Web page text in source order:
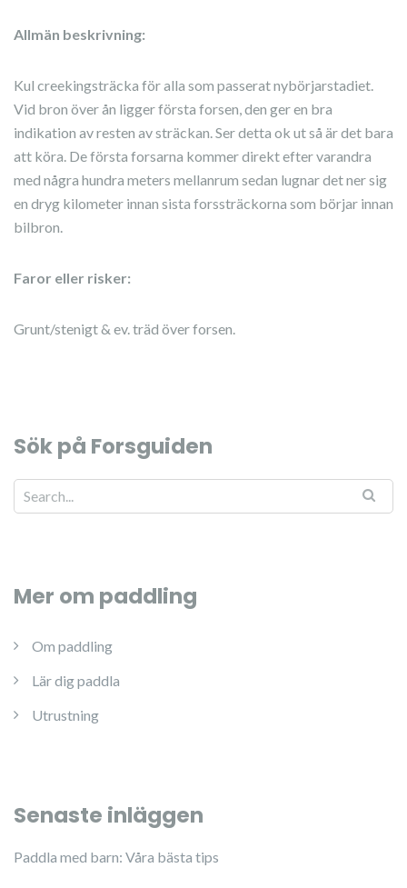
Allmän beskrivning:
Kul creekingsträcka för alla som passerat nybörjarstadiet.
Vid bron över ån ligger första forsen, den ger en bra
indikation av resten av sträckan. Ser detta ok ut så är det bara
att köra. De första forsarna kommer direkt efter varandra
med några hundra meters mellanrum sedan lugnar det ner sig
en dryg kilometer innan sista forssträckorna som börjar innan
bilbron.
Faror eller risker:
Grunt/stenigt & ev. träd över forsen.
Sök på Forsguiden
Mer om paddling
Om paddling
Lär dig paddla
Utrustning
Senaste inläggen
Paddla med barn: Våra bästa tips